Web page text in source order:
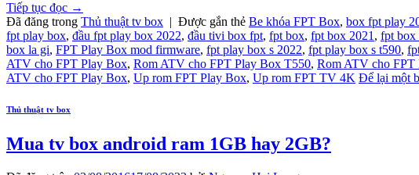
Tiếp tục đọc →
Đã đăng trong Thủ thuật tv box | Được gắn thẻ Be khóa FPT Box, box fpt play
fpt play box, đầu fpt play box 2022, đầu tivi box fpt, fpt box, fpt box 2021 , fpt box
box la gi, FPT Play Box mod firmware, fpt play box s 2022, fpt play box s t590,
ATV cho FPT Play Box, Rom ATV cho FPT Play Box T550, Rom ATV cho FPT
ATV cho FPT Play Box, Up rom FPT Play Box, Up rom FPT TV 4K Để lại một
Thủ thuật tv box
Mua tv box android ram 1GB hay 2GB?